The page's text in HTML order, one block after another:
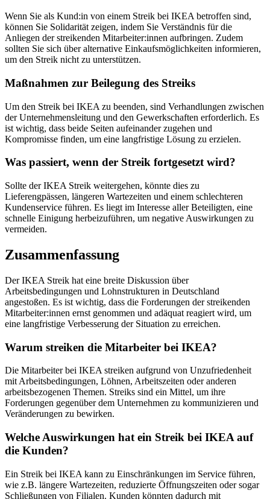
Wenn Sie als Kund:in von einem Streik bei IKEA betroffen sind,
können Sie Solidarität zeigen, indem Sie Verständnis für die
Anliegen der streikenden Mitarbeiter:innen aufbringen. Zudem
sollten Sie sich über alternative Einkaufsmöglichkeiten informieren,
um den Streik nicht zu unterstützen.
Maßnahmen zur Beilegung des Streiks
Um den Streik bei IKEA zu beenden, sind Verhandlungen zwischen
der Unternehmensleitung und den Gewerkschaften erforderlich. Es
ist wichtig, dass beide Seiten aufeinander zugehen und
Kompromisse finden, um eine langfristige Lösung zu erzielen.
Was passiert, wenn der Streik fortgesetzt wird?
Sollte der IKEA Streik weitergehen, könnte dies zu
Lieferengpässen, längeren Wartezeiten und einem schlechteren
Kundenservice führen. Es liegt im Interesse aller Beteiligten, eine
schnelle Einigung herbeizuführen, um negative Auswirkungen zu
vermeiden.
Zusammenfassung
Der IKEA Streik hat eine breite Diskussion über
Arbeitsbedingungen und Lohnstrukturen in Deutschland
angestoßen. Es ist wichtig, dass die Forderungen der streikenden
Mitarbeiter:innen ernst genommen und adäquat reagiert wird, um
eine langfristige Verbesserung der Situation zu erreichen.
Warum streiken die Mitarbeiter bei IKEA?
Die Mitarbeiter bei IKEA streiken aufgrund von Unzufriedenheit
mit Arbeitsbedingungen, Löhnen, Arbeitszeiten oder anderen
arbeitsbezogenen Themen. Streiks sind ein Mittel, um ihre
Forderungen gegenüber dem Unternehmen zu kommunizieren und
Veränderungen zu bewirken.
Welche Auswirkungen hat ein Streik bei IKEA auf
die Kunden?
Ein Streik bei IKEA kann zu Einschränkungen im Service führen,
wie z.B. längere Wartezeiten, reduzierte Öffnungszeiten oder sogar
Schließungen von Filialen. Kunden könnten dadurch mit